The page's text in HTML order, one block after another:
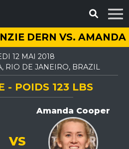
DERN VS. AMANDA
12 MAI 2018
RIO DE JANEIRO, BRAZIL
- POIDS 123 LBS
Amanda Cooper
VS